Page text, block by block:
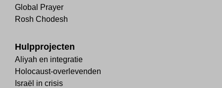
Global Prayer
Rosh Chodesh
Hulpprojecten
Aliyah en integratie
Holocaust-overlevenden
Israël in crisis